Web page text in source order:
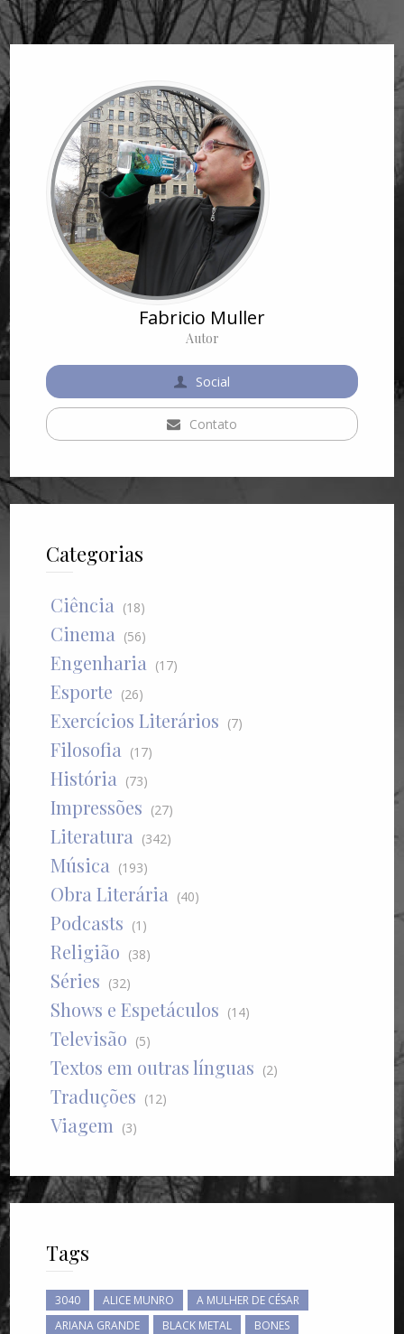
Fabricio Muller
Autor
Social
Contato
Categorias
Ciência (18)
Cinema (56)
Engenharia (17)
Esporte (26)
Exercícios Literários (7)
Filosofia (17)
História (73)
Impressões (27)
Literatura (342)
Música (193)
Obra Literária (40)
Podcasts (1)
Religião (38)
Séries (32)
Shows e Espetáculos (14)
Televisão (5)
Textos em outras línguas (2)
Traduções (12)
Viagem (3)
Tags
3040 ALICE MUNRO
A MULHER DE CÉSAR
ARIANA GRANDE
BLACK METAL BONES